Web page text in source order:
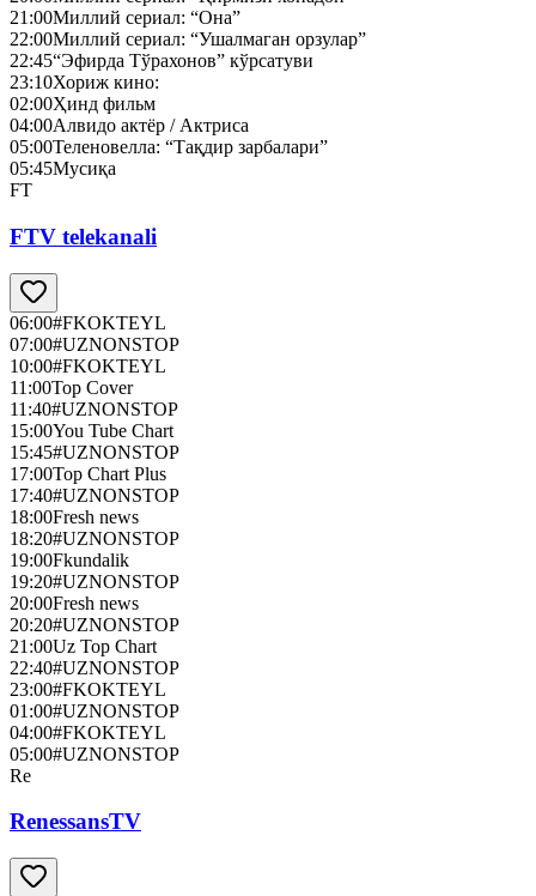
21:00Миллий сериал: “Она”
22:00Миллий сериал: “Ушалмаган орзулар”
22:45“Эфирда Тўрахонов” кўрсатуви
23:10Хориж кино:
02:00Ҳинд фильм
04:00Алвидо актёр / Актриса
05:00Теленовелла: “Тақдир зарбалари”
05:45Мусиқа
FT
FTV telekanali
06:00#FKOKTEYL
07:00#UZNONSTOP
10:00#FKOKTEYL
11:00Top Cover
11:40#UZNONSTOP
15:00You Tube Chart
15:45#UZNONSTOP
17:00Top Chart Plus
17:40#UZNONSTOP
18:00Fresh news
18:20#UZNONSTOP
19:00Fkundalik
19:20#UZNONSTOP
20:00Fresh news
20:20#UZNONSTOP
21:00Uz Top Chart
22:40#UZNONSTOP
23:00#FKOKTEYL
01:00#UZNONSTOP
04:00#FKOKTEYL
05:00#UZNONSTOP
Re
RenessansTV